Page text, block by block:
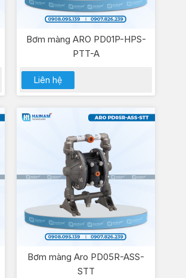
Bơm màng ARO PD01P-HPS-
PTT-A
Liên hệ
Bơm màng Aro PD05R-ASS-
STT